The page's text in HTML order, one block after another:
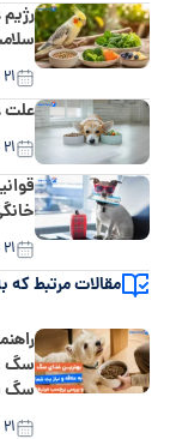
۲۱ بهمن ۱۴۰۳
علت
۲۱ بهمن ۱۴۰۳
۲۱ بهمن ۱۴۰۳
مقالات مرتبط که
سگ :
سگ
۲۱ بهمن ۱۴۰۳